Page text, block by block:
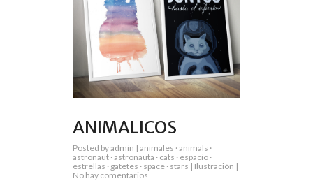
ANIMALICOS
Posted byadmin | animales ·animals ·
astronaut ·astronauta · cats · espacio ·
estrellas · gatetes · space · stars | Ilustración |
No hay comentariosen